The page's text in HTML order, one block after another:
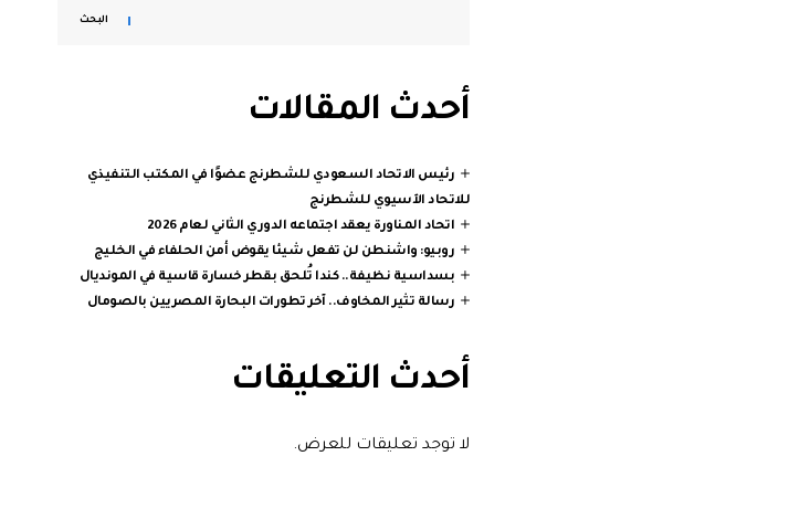
البحث
أحدث المقالات
رئيس الاتحاد السعودي للشطرنج عضوًا في المكتب التنفيذي
للاتحاد الآسيوي للشطرنج
اتحاد المناورة يعقد اجتماعه الدوري الثاني لعام 2026
روبيو: واشنطن لن تفعل شيئا يقوض أمن الحلفاء في الخليج
بسداسية نظيفة.. كندا تُلحق بقطر خسارة قاسية في المونديال
رسالة تثير المخاوف.. آخر تطورات البحارة المصريين بالصومال
أحدث التعليقات
لا توجد تعليقات للعرض.